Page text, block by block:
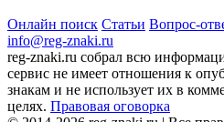
Онлайн поиск Статьи Вопрос-
info@reg-znaki.ru
reg-znaki.ru собрал всю
сервис не имеет отношения к
знакам и не использует их в
целях. Правовая оговорка